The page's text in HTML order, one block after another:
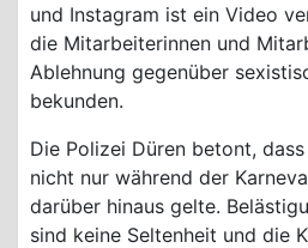
und Instagram ist ein Video
die Mitarbeiterinnen und
Ablehnung gegenüber
bekunden.
Die Polizei Düren betont,
nicht nur während der
darüber hinaus gelte.
sind keine Seltenheit und die